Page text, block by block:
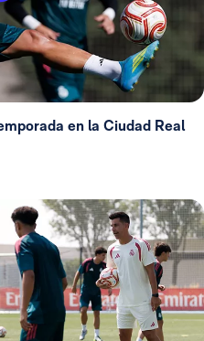
en la Ciudad Real